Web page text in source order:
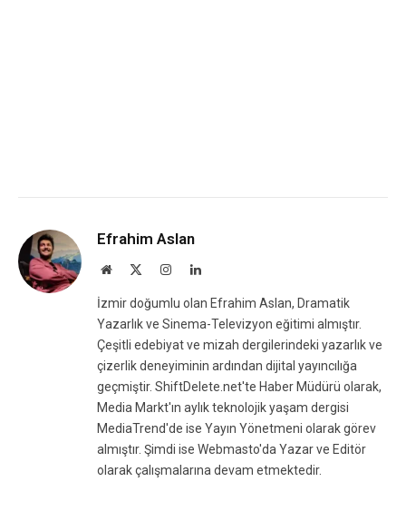
Efrahim Aslan
Website InstagramLinkedIn
İzmir doğumlu olan Efrahim Aslan, Dramatik
Yazarlık ve Sinema-Televizyon eğitimi almıştır.
Çeşitli edebiyat ve mizah dergilerindeki yazarlık ve
çizerlik deneyiminin ardından dijital yayıncılığa
geçmiştir. ShiftDelete.net'te Haber Müdürü olarak,
Media Markt'ın aylık teknolojik yaşam dergisi
MediaTrend'de ise Yayın Yönetmeni olarak görev
almıştır. Şimdi ise Webmasto'da Yazar ve Editör
olarak çalışmalarına devam etmektedir.